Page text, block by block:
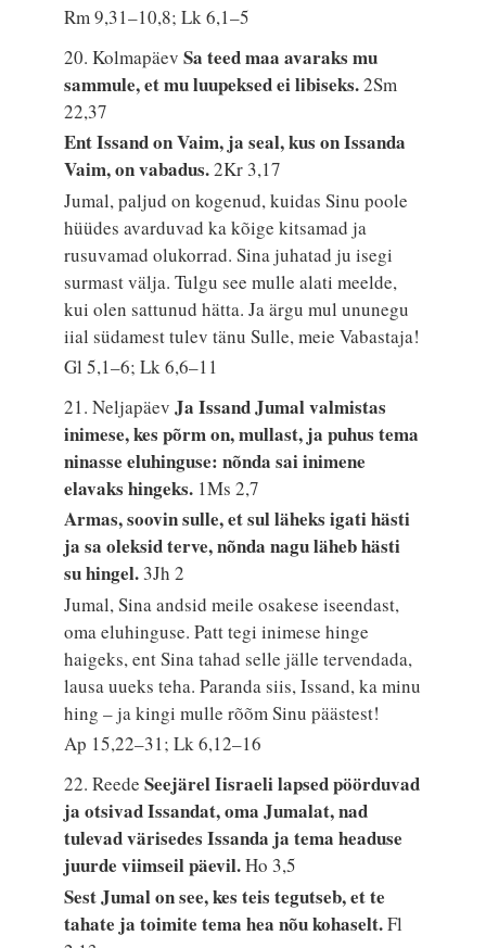
Rm 9,31–10,8; Lk 6,1–5
20. KolmapäevSa teed maa avaraks mu
sammule, et mu luupeksed ei libiseks.2Sm
22,37
Ent Issand on Vaim, ja seal, kus on Issanda
Vaim, on vabadus.2Kr 3,17
Jumal, paljud on kogenud, kuidas Sinu poole
hüüdes avarduvad ka kõige kitsamad ja
rusuvamad olukorrad. Sina juhatad ju isegi
surmast välja. Tulgu see mulle alati meelde,
kui olen sattunud hätta. Ja ärgu mul ununegu
iial südamest tulev tänu Sulle, meie Vabastaja!
Gl 5,1–6; Lk 6,6–11
21. NeljapäevJa Issand Jumal valmistas
inimese, kes põrm on, mullast, ja puhus tema
ninasse eluhinguse: nõnda sai inimene
elavaks hingeks. 1Ms 2,7
Armas, soovin sulle, et sul läheks igati hästi
ja sa oleksid terve, nõnda nagu läheb hästi
su hingel. 3Jh 2
Jumal, Sina andsid meile osakese iseendast,
oma eluhinguse. Patt tegi inimese hinge
haigeks, ent Sina tahad selle jälle tervendada,
lausa uueks teha. Paranda siis, Issand, ka minu
hing – ja kingi mulle rõõm Sinu päästest!
Ap 15,22–31; Lk 6,12–16
22. ReedeSeejärel Iisraeli lapsed pöörduvad
ja otsivad Issandat, oma Jumalat, nad
tulevad värisedes Issanda ja tema headuse
juurde viimseil päevil.Ho 3,5
Sest Jumal on see, kes teis tegutseb, et te
tahate ja toimite tema hea nõu kohaselt.Fl